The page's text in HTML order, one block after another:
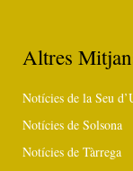
Altres
Notícies de la Seu
Notícies de Solsona
Notícies de Tàrrega